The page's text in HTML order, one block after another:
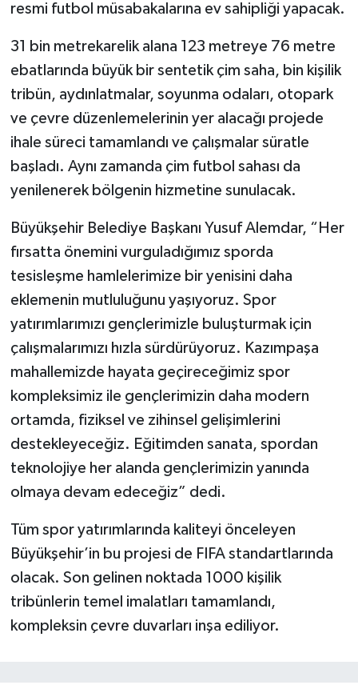
resmi futbol müsabakalarına ev sahipliği yapacak.
31 bin metrekarelik alana 123 metreye 76 metre
ebatlarında büyük bir sentetik çim saha, bin kişilik
tribün, aydınlatmalar, soyunma odaları, otopark
ve çevre düzenlemelerinin yer alacağı projede
ihale süreci tamamlandı ve çalışmalar süratle
başladı. Aynı zamanda çim futbol sahası da
yenilenerek bölgenin hizmetine sunulacak.
Büyükşehir Belediye Başkanı Yusuf Alemdar, “Her
fırsatta önemini vurguladığımız sporda
tesisleşme hamlelerimize bir yenisini daha
eklemenin mutluluğunu yaşıyoruz. Spor
yatırımlarımızı gençlerimizle buluşturmak için
çalışmalarımızı hızla sürdürüyoruz. Kazımpaşa
mahallemizde hayata geçireceğimiz spor
kompleksimiz ile gençlerimizin daha modern
ortamda, fiziksel ve zihinsel gelişimlerini
destekleyeceğiz. Eğitimden sanata, spordan
teknolojiye her alanda gençlerimizin yanında
olmaya devam edeceğiz” dedi.
Tüm spor yatırımlarında kaliteyi önceleyen
Büyükşehir’in bu projesi de FIFA standartlarında
olacak. Son gelinen noktada 1000 kişilik
tribünlerin temel imalatları tamamlandı,
kompleksin çevre duvarları inşa ediliyor.